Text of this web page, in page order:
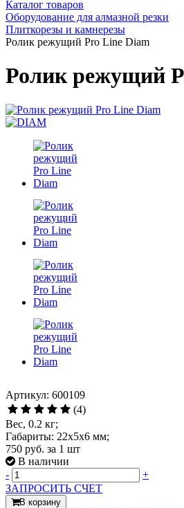
Каталог товаров
Оборудование для алмазной резки
Плиткорезы и камнерезы
Ролик режущий Pro Line Diam
Ролик режущий
Артикул: 600109
(4)
Вес, 0.2 кг;
Габариты: 22х5х6 мм;
750 руб. за 1 шт
В наличии
-
+
ЗАПРОСИТЬ СЧЕТ
В корзину